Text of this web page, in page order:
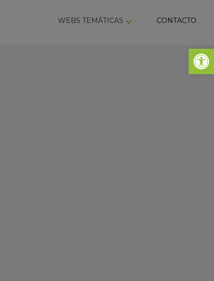
Abrir
WEBS TEMÁTICAS CONTACTO